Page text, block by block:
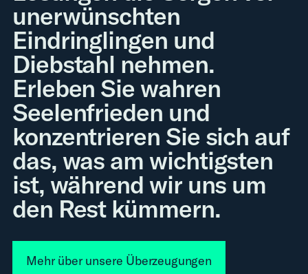
unerwünschten
Eindringlingen und
Diebstahl nehmen.
Erleben Sie wahren
Seelenfrieden und
konzentrieren Sie sich auf
das, was am wichtigsten
ist, während wir uns um
den Rest kümmern.
Mehr über unsere Überzeugungen